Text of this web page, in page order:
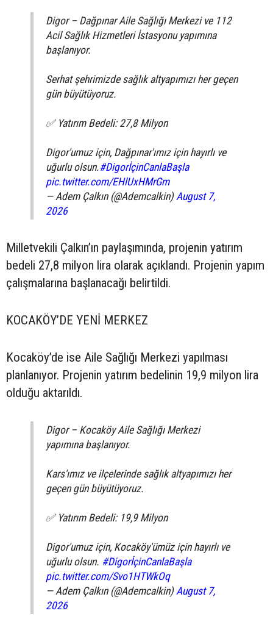
Digor – Dağpınar Aile Sağlığı Merkezi ve 112
Acil Sağlık Hizmetleri İstasyonu yapımına
başlanıyor.
Serhat şehrimizde sağlık altyapımızı her geçen
gün büyütüyoruz.
✅ Yatırım Bedeli: 27,8 Milyon
Digor'umuz için, Dağpınar'ımız için hayırlı ve
uğurlu olsun.#DigorİçinCanlaBaşla
pic.twitter.com/EHlUxHMrGm
— Adem Çalkın (@Ademcalkin) August 7,
2026
Milletvekili Çalkın’ın paylaşımında, projenin yatırım
bedeli 27,8 milyon lira olarak açıklandı. Projenin yapım
çalışmalarına başlanacağı belirtildi.
KOCAKÖY’DE YENİ MERKEZ
Kocaköy’de ise Aile Sağlığı Merkezi yapılması
planlanıyor. Projenin yatırım bedelinin 19,9 milyon lira
olduğu aktarıldı.
Digor – Kocaköy Aile Sağlığı Merkezi
yapımına başlanıyor.
Kars'ımız ve ilçelerinde sağlık altyapımızı her
geçen gün büyütüyoruz.
✅ Yatırım Bedeli: 19,9 Milyon
Digor'umuz için, Kocaköy'ümüz için hayırlı ve
uğurlu olsun. #DigorİçinCanlaBaşla
pic.twitter.com/Svo1HTWkOq
— Adem Çalkın (@Ademcalkin) August 7,
2026